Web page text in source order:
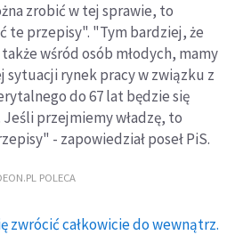
zrobić w tej sprawie, to
te przepisy". "Tym bardziej, że
wśród osób młodych, mamy
sytuacji rynek pracy w związku z
do 67 lat będzie się
przejmiemy władzę, to
- zapowiedział poseł PiS.
POLECA
zwrócić całkowicie do wewnątrz.